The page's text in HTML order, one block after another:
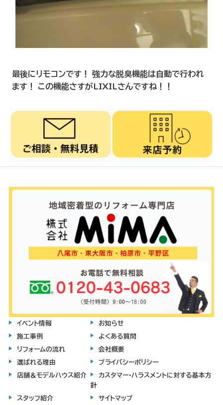
最後にリモコンです！ 強力な脱臭機能は自動で行われ
ます！ この機能さすがLIXILさんですね！！
イベント情報
施工事例
リフォームの流れ
選ばれる理由
店舗＆モデルハウス紹介
スタッフ紹介
お知らせ
よくある質問
会社概要
プライバシーポリシー
カスタマー・ハラスメントに対する基本方
針
サイトマップ